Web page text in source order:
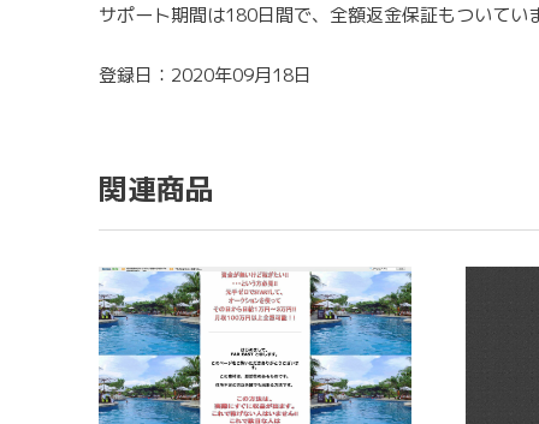
サポート期間は180日間で、全額返金保証もついてい
登録日：2020年09月18日
関連商品